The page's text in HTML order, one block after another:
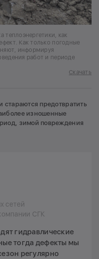
теплоэнергетики, как
Как только погодные
информируя
работ и периоде
Скачать
стараются предотвратить
изношенные
зимой повреждения
сетей
СГК
гидравлические
тогда дефекты мы
регулярно